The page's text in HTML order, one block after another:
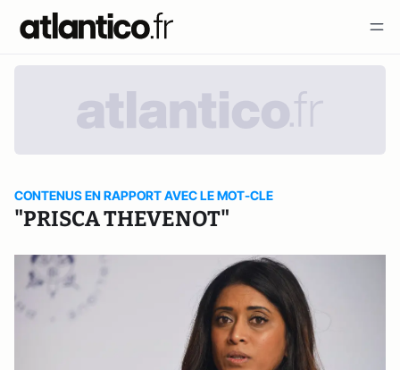
CONTENUS EN RAPPORT AVEC LE MOT-CLE
"PRISCA THEVENOT"